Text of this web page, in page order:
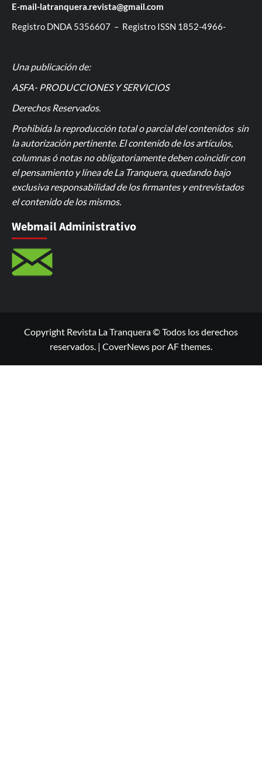
E-mail-latranquera.revista@gmail.com
Registro DNDA 5356607 – Registro ISSN 1852-4966-
Una publicación de:
ASFA- PRODUCCIONES Y SERVICIOS
Derechos Reservados.
Prohibida la reproducción total o parcial del contenidos sin
la autorización pertinente. El contenido de los artículos,
columnas ó notas no obligatoriamente deben coincidir con
el pensamiento y línea de La Tranquera, quedando bajo
exclusiva responsabilidad de los firmantes y entrevistados
el contenido de los mismos.
Webmail Administrativo
Copyright Revista La Tranquera © Todos los derechos
reservados. | CoverNews por AF themes.